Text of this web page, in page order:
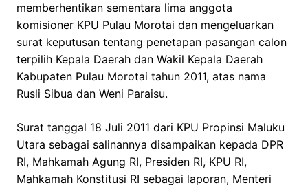
memberhentikan sementara lima anggota
komisioner KPU Pulau Morotai dan mengeluarkan
surat keputusan tentang penetapan pasangan calon
terpilih Kepala Daerah dan Wakil Kepala Daerah
Kabupaten Pulau Morotai tahun 2011, atas nama
Rusli Sibua dan Weni Paraisu.
Surat tanggal 18 Juli 2011 dari KPU Propinsi Maluku
Utara sebagai salinannya disampaikan kepada DPR
RI, Mahkamah Agung RI, Presiden RI, KPU RI,
Mahkamah Konstitusi RI sebagai laporan, Menteri